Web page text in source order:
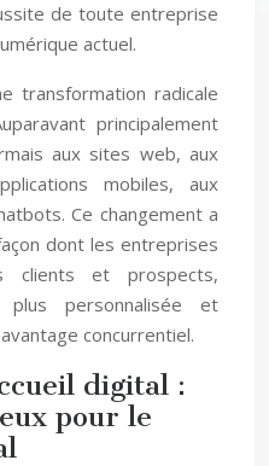
de toute entreprise
actuel.
transformation radicale
principalement
aux sites web, aux
mobiles, aux
Ce changement a
dont les entreprises
clients et prospects,
plus personnalisée et
concurrentiel.
digital :
pour le